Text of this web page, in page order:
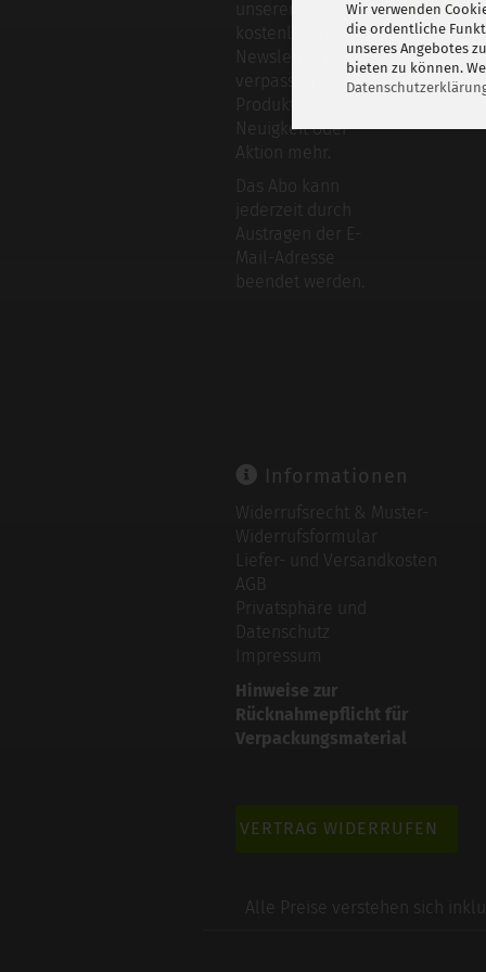
Wir verwenden
die ordentliche
unseres Angebotes
bieten zu können.
unseren
kostenlosen
Newsletter und
verpassen keine
Produkt-
Neuigkeit oder
Aktion mehr.
Das Abo kann
jederzeit durch
Austragen der E-
Mail-Adresse
beendet werden.
Informationen
Widerrufsrecht & Muster-
Widerrufsformular
Liefer- und Versandkosten
AGB
Privatsphäre und
Datenschutz
Impressum
Hinweise zur
Rücknahmepflicht für
Verpackungsmaterial
VERTRAG WIDERRUFEN
Alle Preise verstehen sich